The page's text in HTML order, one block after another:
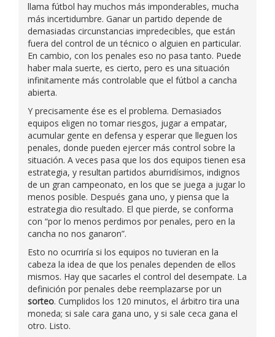
llama fútbol hay muchos más imponderables, mucha
más incertidumbre. Ganar un partido depende de
demasiadas circunstancias impredecibles, que están
fuera del control de un técnico o alguien en particular.
En cambio, con los penales eso no pasa tanto. Puede
haber mala suerte, es cierto, pero es una situación
infinitamente más controlable que el fútbol a cancha
abierta.
Y precisamente ése es el problema. Demasiados
equipos eligen no tomar riesgos, jugar a empatar,
acumular gente en defensa y esperar que lleguen los
penales, donde pueden ejercer más control sobre la
situación. A veces pasa que los dos equipos tienen esa
estrategia, y resultan partidos aburridísimos, indignos
de un gran campeonato, en los que se juega a jugar lo
menos posible. Después gana uno, y piensa que la
estrategia dio resultado. El que pierde, se conforma
con “por lo menos perdimos por penales, pero en la
cancha no nos ganaron”.
Esto no ocurriría si los equipos no tuvieran en la
cabeza la idea de que los penales dependen de ellos
mismos. Hay que sacarles el control del desempate. La
definición por penales debe reemplazarse por un
sorteo. Cumplidos los 120 minutos, el árbitro tira una
moneda; si sale cara gana uno, y si sale ceca gana el
otro. Listo.